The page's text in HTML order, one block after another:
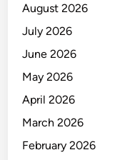
August 2026
July 2026
June 2026
May 2026
April 2026
March 2026
February 2026